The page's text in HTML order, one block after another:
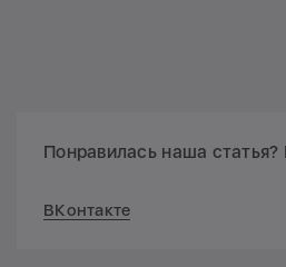
Понравилась наша статья?
ВКонтакте